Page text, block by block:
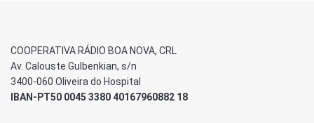
COOPERATIVA RÁDIO BOA NOVA, CRL
Av. Calouste Gulbenkian, s/n
3400-060 Oliveira do Hospital
IBAN-PT50 0045 3380 40167960882 18